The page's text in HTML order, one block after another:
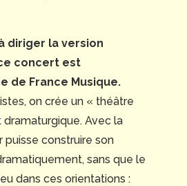
diriger la version
concert est
de France Musique.
on crée un « théâtre
Avec la
puisse construire son
sans que le
dans ces orientations :